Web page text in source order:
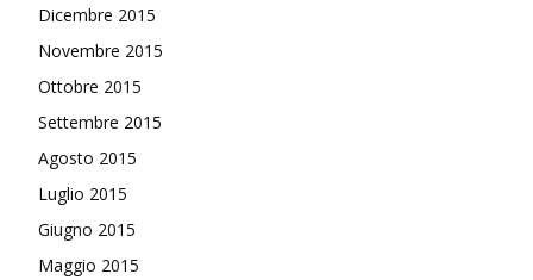
Dicembre 2015
Novembre 2015
Ottobre 2015
Settembre 2015
Agosto 2015
Luglio 2015
Giugno 2015
Maggio 2015